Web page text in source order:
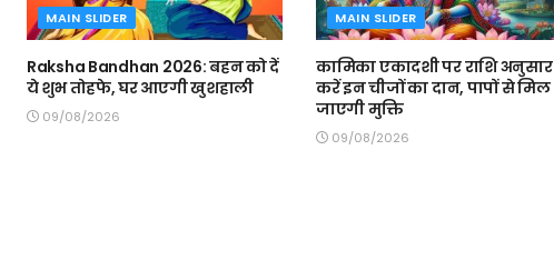
MAIN SLIDER
Raksha Bandhan 2026: बहन को दें
ये शुभ तोहफे, घर आएगी खुशहाली
09/08/2026
MAIN SLIDER
कामिका एकादशी पर राशि अनुसार
करें इन चीजों का दान, पापों से मिल
जाएगी मुक्ति
09/08/2026